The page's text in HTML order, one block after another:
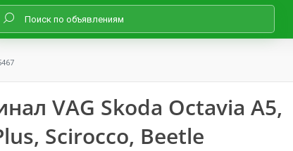
VAG Skoda Octavia A5,
Scirocco, Beetle